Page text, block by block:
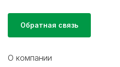
Обратная связь
О компании